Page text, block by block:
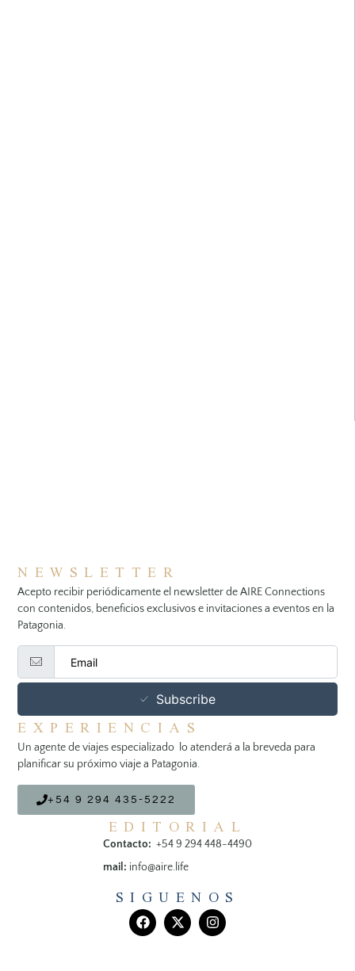
NEWSLETTER
Acepto recibir periódicamente el newsletter de AIRE Connections
con contenidos, beneficios exclusivos e invitaciones a eventos en la
Patagonia.
Subscribe
EXPERIENCIAS
Un agente de viajes especializado lo atenderá a la breveda para
planificar su próximo viaje a Patagonia.
+54 9 294 435-5222
EDITORIAL
Contacto: +54 9 294 448-4490
mail: info@aire.life
SIGUENOS